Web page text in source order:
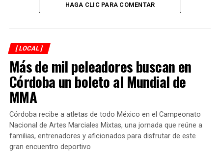
El presidente del CCE, Carlos Lara Álvarez, comentó que
los problemas externos han originado escasez,
los integrantes de la Iniciativa Privada deberán trabajar
conjuntamente con los tres órganos de gobierno para
buscar mecanismos y estrategias que permitan generar
fuentes de empleo, estabilidad y desarrollo económico.
cámaras empresariales, somos fuentes de empleo;
trabajando de manera propositiva y que el día de hoy
nos encontramos reunidos para establecer vinculación
HAGA CLIC PARA COMENTAR
[ LOCAL ]
Más de mil peleadores buscan en
Córdoba un boleto al Mundial de
MMA
Córdoba recibe a atletas de todo México en el Campeonato
Nacional de Artes Marciales Mixtas, una jornada que reúne a
familias, entrenadores y aficionados para disfrutar de este
gran encuentro deportivo